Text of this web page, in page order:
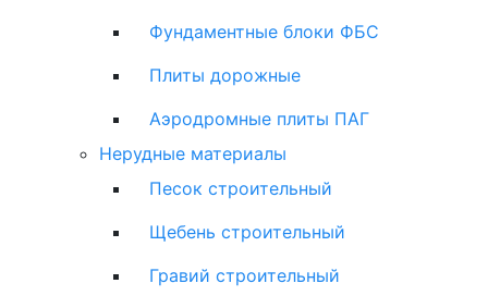
Фундаментные блоки ФБС
Плиты дорожные
Аэродромные плиты ПАГ
Нерудные материалы
Песок строительный
Щебень строительный
Гравий строительный